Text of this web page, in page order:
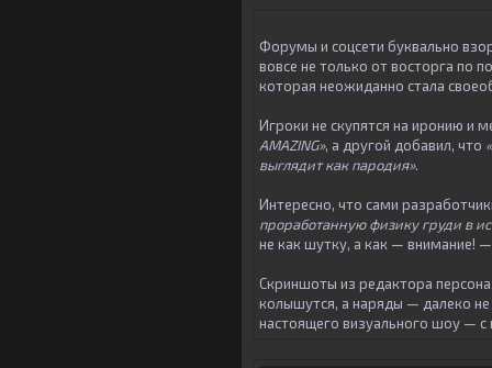
Форумы и соцсети буквально
вовсе не только от восторга по
которая неожиданно стала
Игроки не скупятся на иронию и
AMAZING», а другой добавил, что
выглядит как пародия».
Интересно, что сами
проработанную физику груди в
не как шутку, а как — внимание!
Скриншоты из редактора
колышутся, а наряды — далеко не
настоящего визуального шоу — с